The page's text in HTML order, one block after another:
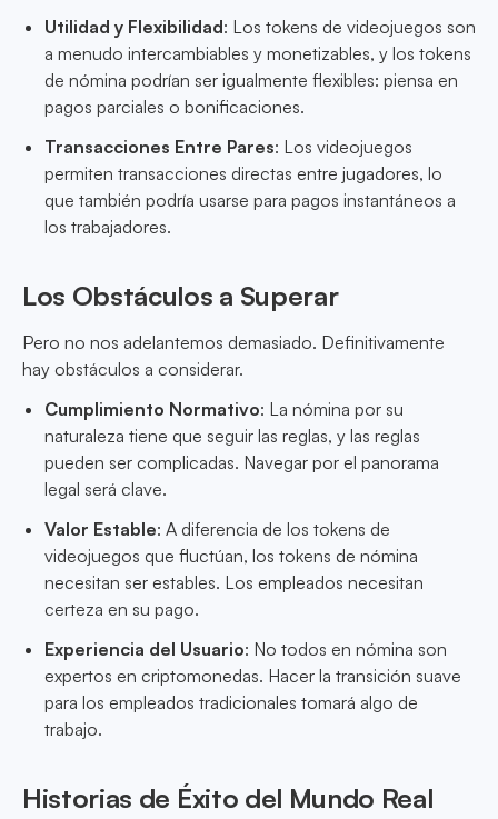
Utilidad y Flexibilidad: Los tokens de videojuegos son
a menudo intercambiables y monetizables, y los tokens
de nómina podrían ser igualmente flexibles: piensa en
pagos parciales o bonificaciones.
Transacciones Entre Pares: Los videojuegos
permiten transacciones directas entre jugadores, lo
que también podría usarse para pagos instantáneos a
los trabajadores.
Los Obstáculos a Superar
Pero no nos adelantemos demasiado. Definitivamente
hay obstáculos a considerar.
Cumplimiento Normativo: La nómina por su
naturaleza tiene que seguir las reglas, y las reglas
pueden ser complicadas. Navegar por el panorama
legal será clave.
Valor Estable: A diferencia de los tokens de
videojuegos que fluctúan, los tokens de nómina
necesitan ser estables. Los empleados necesitan
certeza en su pago.
Experiencia del Usuario: No todos en nómina son
expertos en criptomonedas. Hacer la transición suave
para los empleados tradicionales tomará algo de
trabajo.
Historias de Éxito del Mundo Real